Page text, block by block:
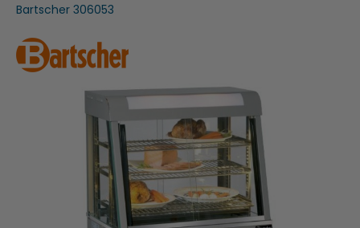
Bartscher 306053